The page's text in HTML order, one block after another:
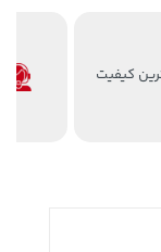
کیفیت